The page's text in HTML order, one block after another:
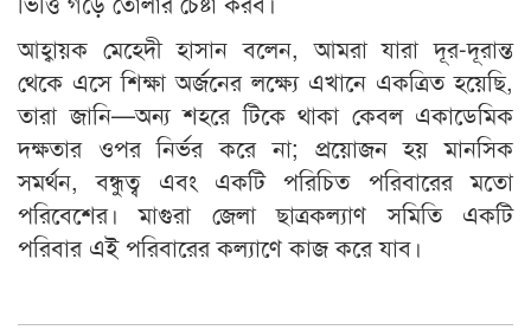
আহ্বায়ক মেহেদী হাসান বলেন, আমরা যারা দূর-দূরান্ত
থেকে এসে শিক্ষা অর্জনের লক্ষ্যে এখানে একত্রিত হয়েছি,
তারা জানি—অন্য শহরে টিকে থাকা কেবল একাডেমিক
দক্ষতার ওপর নির্ভর করে না; প্রয়োজন হয় মানসিক
সমর্থন, বন্ধুত্ব এবং একটি পরিচিত পরিবারের মতো
পরিবেশের। মাগুরা জেলা ছাত্রকল্যাণ সমিতি একটি
পরিবার এই পরিবারের কল্যাণে কাজ করে যাব।